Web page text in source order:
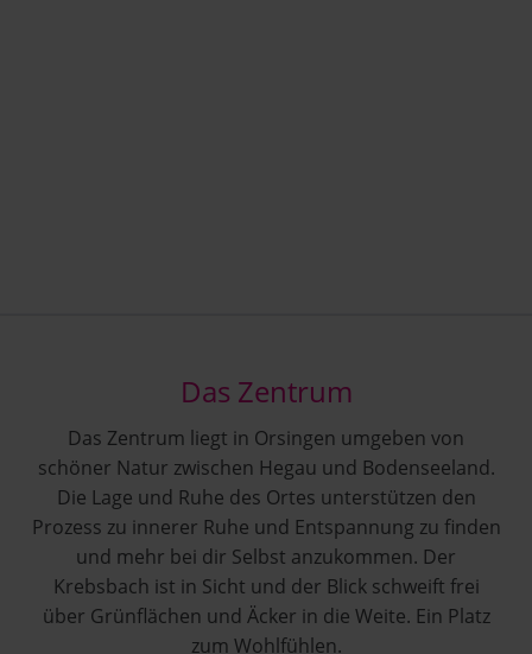
Das Zentrum
Das Zentrum liegt in Orsingen umgeben von
schöner Natur zwischen Hegau und Bodenseeland.
Die Lage und Ruhe des Ortes unterstützen den
Prozess zu innerer Ruhe und Entspannung zu finden
und mehr bei dir Selbst anzukommen. Der
Krebsbach ist in Sicht und der Blick schweift frei
über Grünflächen und Äcker in die Weite. Ein Platz
zum Wohlfühlen.